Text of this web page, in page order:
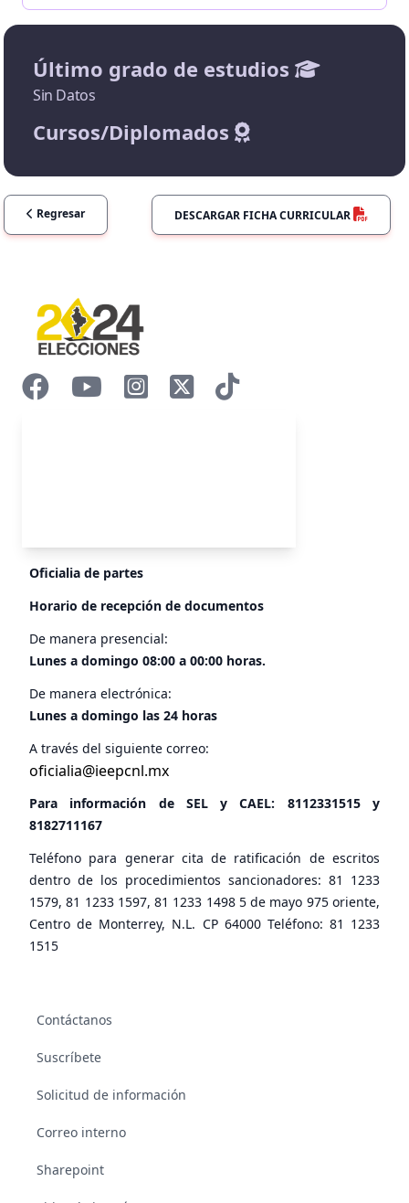
Último grado de estudios
Sin Datos
Cursos/Diplomados
Regresar DESCARGAR FICHA CURRICULAR
Oficialia de partes
Horario de recepción de documentos
De manera presencial:
Lunes a domingo 08:00 a 00:00 horas.
De manera electrónica:
Lunes a domingo las 24 horas
A través del siguiente correo:
oficialia@ieepcnl.mx
Para información de SEL y CAEL: 8112331515y
8182711167
Teléfono para generar cita de ratificación de escritos
dentro de los procedimientos sancionadores: 81 1233
1579, 81 1233 1597, 81 1233 1498 5 de mayo 975 oriente,
Centro de Monterrey, N.L. CP 64000 Teléfono: 81 1233
1515
Contáctanos
Suscríbete
Solicitud de información
Correo interno
Sharepoint